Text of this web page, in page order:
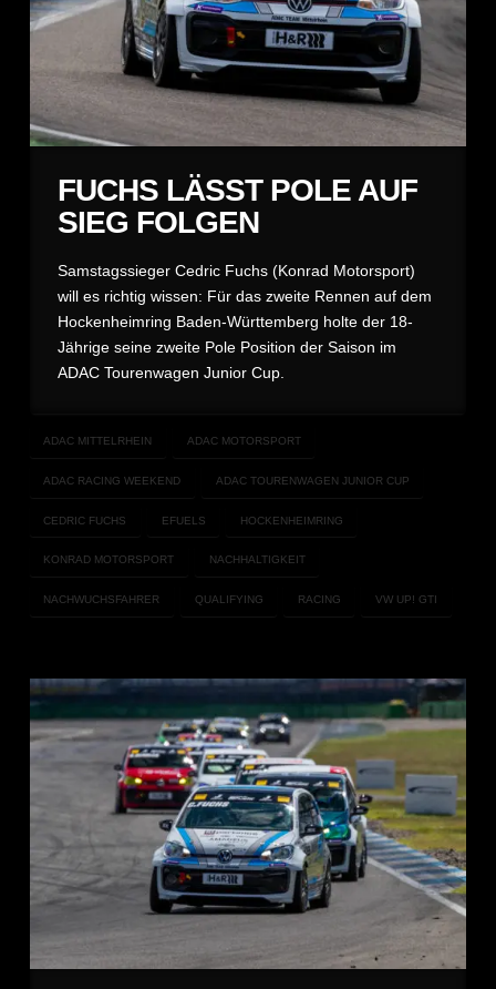
FUCHS LÄSST POLE AUF
SIEG FOLGEN
Samstagssieger Cedric Fuchs (Konrad Motorsport)
will es richtig wissen: Für das zweite Rennen auf dem
Hockenheimring Baden-Württemberg holte der 18-
Jährige seine zweite Pole Position der Saison im
ADAC Tourenwagen Junior Cup.
ADAC MITTELRHEIN ADAC MOTORSPORT
ADAC RACING WEEKEND ADAC TOURENWAGEN JUNIOR CUP
CEDRIC FUCHS EFUELS HOCKENHEIMRING
KONRAD MOTORSPORT NACHHALTIGKEIT
NACHWUCHSFAHRER QUALIFYING RACING VW UP! GTI